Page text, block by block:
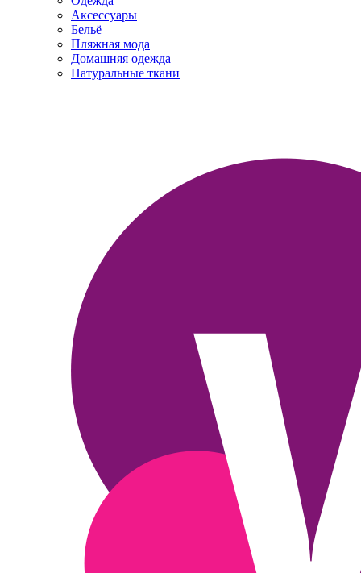
Аксессуары
Бельё
Пляжная мода
Домашняя одежда
Натуральные ткани